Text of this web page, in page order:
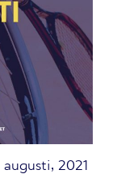
augusti, 2021